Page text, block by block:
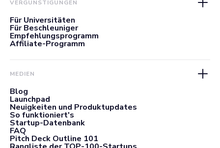
VERGÜNSTIGUNGEN
Für Universitäten
Für Beschleuniger
Empfehlungsprogramm
Affiliate-Programm
MEDIEN
Blog
Launchpad
Neuigkeiten und Produktupdates
So funktioniert's
Startup-Datenbank
FAQ
Pitch Deck Outline 101